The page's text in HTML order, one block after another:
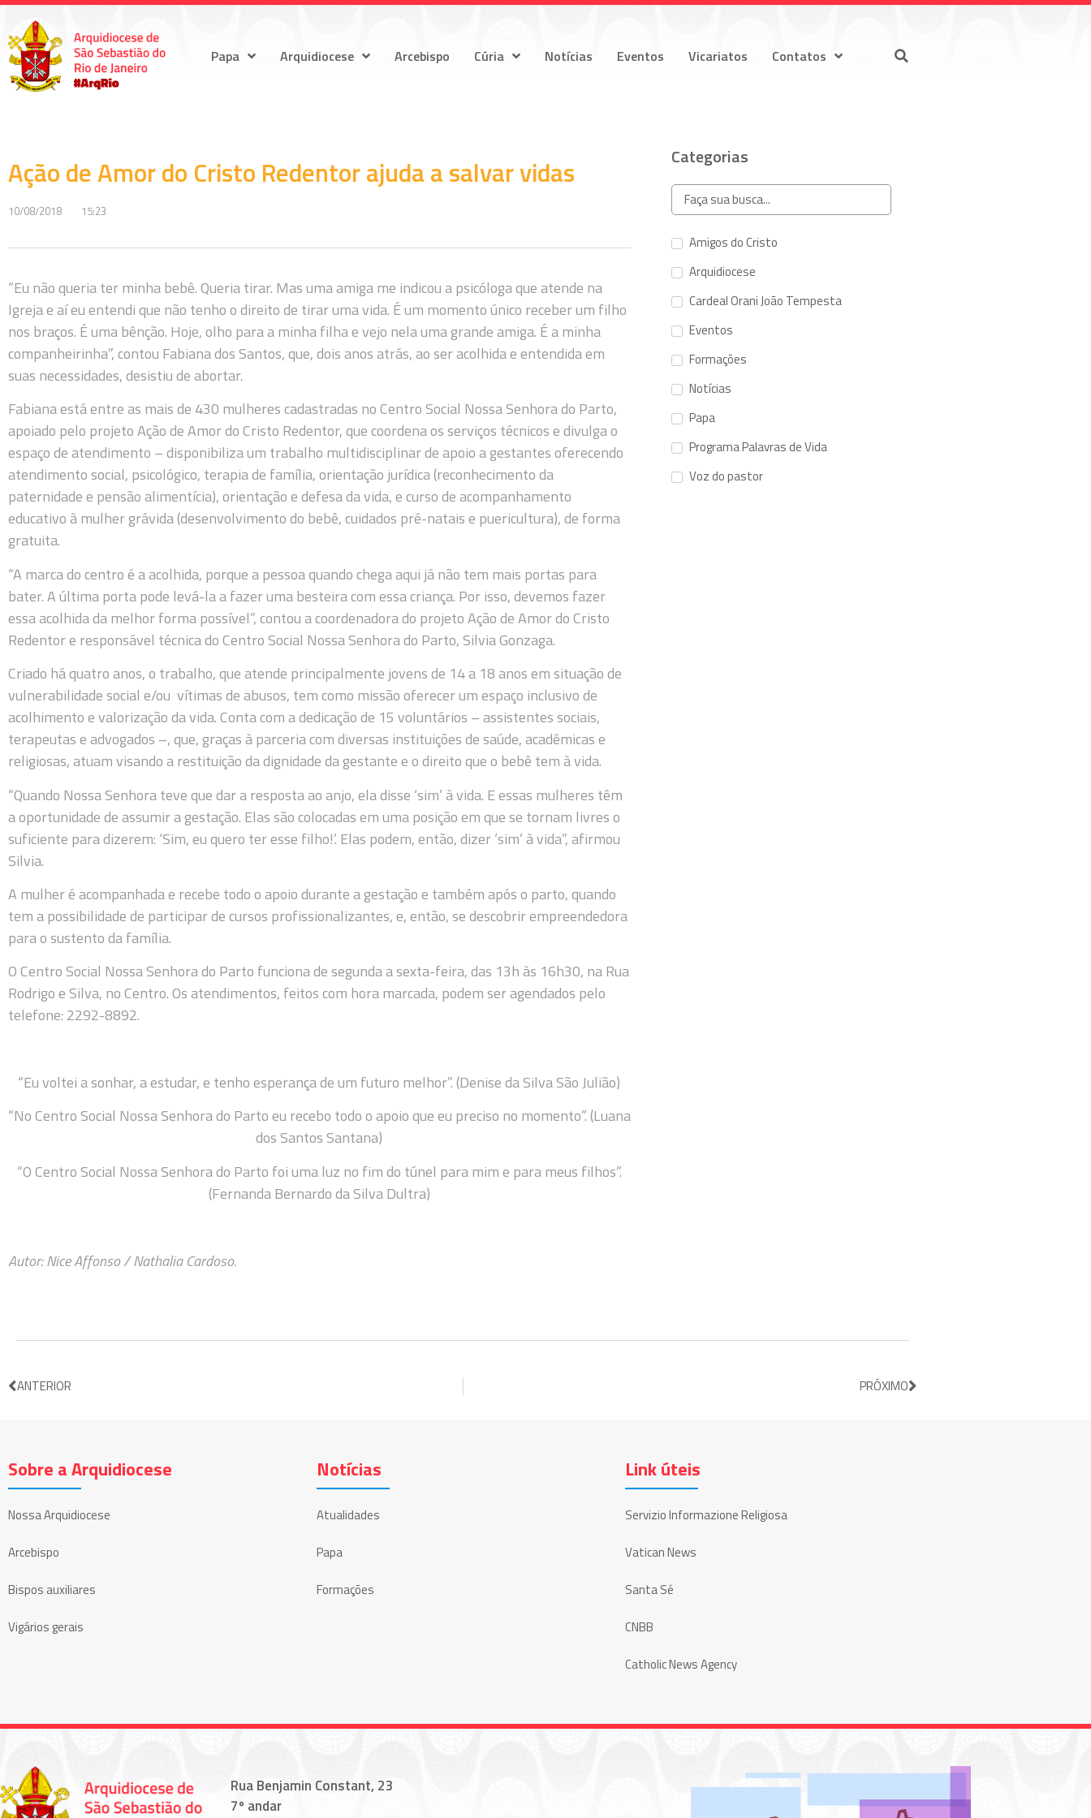
Papa Arquidiocese Arcebispo Cúria Notícias Eventos Vicariatos Contatos
Ação de Amor do Cristo Redentor ajuda a salvar vidas
10/08/2018 15:23
“Eu não queria ter minha bebê. Queria tirar. Mas uma amiga me indicou a psicóloga que atende na
Igreja e aí eu entendi que não tenho o direito de tirar uma vida. É um momento único receber um filho
nos braços. É uma bênção. Hoje, olho para a minha filha e vejo nela uma grande amiga. É a minha
companheirinha”, contou Fabiana dos Santos, que, dois anos atrás, ao ser acolhida e entendida em
suas necessidades, desistiu de abortar.
Fabiana está entre as mais de 430 mulheres cadastradas no Centro Social Nossa Senhora do Parto,
apoiado pelo projeto Ação de Amor do Cristo Redentor, que coordena os serviços técnicos e divulga o
espaço de atendimento – disponibiliza um trabalho multidisciplinar de apoio a gestantes oferecendo
atendimento social, psicológico, terapia de família, orientação jurídica (reconhecimento da
paternidade e pensão alimentícia), orientação e defesa da vida, e curso de acompanhamento
educativo à mulher grávida (desenvolvimento do bebê, cuidados pré-natais e puericultura), de forma
gratuita.
“A marca do centro é a acolhida, porque a pessoa quando chega aqui já não tem mais portas para
bater. A última porta pode levá-la a fazer uma besteira com essa criança. Por isso, devemos fazer
essa acolhida da melhor forma possível”, contou a coordenadora do projeto Ação de Amor do Cristo
Redentor e responsável técnica do Centro Social Nossa Senhora do Parto, Silvia Gonzaga.
Criado há quatro anos, o trabalho, que atende principalmente jovens de 14 a 18 anos em situação de
vulnerabilidade social e/ou vítimas de abusos, tem como missão oferecer um espaço inclusivo de
acolhimento e valorização da vida. Conta com a dedicação de 15 voluntários – assistentes sociais,
terapeutas e advogados –, que, graças à parceria com diversas instituições de saúde, acadêmicas e
religiosas, atuam visando a restituição da dignidade da gestante e o direito que o bebê tem à vida.
“Quando Nossa Senhora teve que dar a resposta ao anjo, ela disse ‘sim’ à vida. E essas mulheres têm
a oportunidade de assumir a gestação. Elas são colocadas em uma posição em que se tornam livres o
suficiente para dizerem: ‘Sim, eu quero ter esse filho!’. Elas podem, então, dizer ‘sim’ à vida”, afirmou
Silvia.
A mulher é acompanhada e recebe todo o apoio durante a gestação e também após o parto, quando
tem a possibilidade de participar de cursos profissionalizantes, e, então, se descobrir empreendedora
para o sustento da família.
O Centro Social Nossa Senhora do Parto funciona de segunda a sexta-feira, das 13h às 16h30, na Rua
Rodrigo e Silva, no Centro. Os atendimentos, feitos com hora marcada, podem ser agendados pelo
telefone: 2292-8892.
“Eu voltei a sonhar, a estudar, e tenho esperança de um futuro melhor”. (Denise da Silva São Julião)
“No Centro Social Nossa Senhora do Parto eu recebo todo o apoio que eu preciso no momento”. (Luana
dos Santos Santana)
“O Centro Social Nossa Senhora do Parto foi uma luz no fim do túnel para mim e para meus filhos”.
(Fernanda Bernardo da Silva Dultra)
Autor: Nice Affonso / Nathalia Cardoso.
Categorias
Amigos do Cristo
Arquidiocese
Cardeal Orani João Tempesta
Eventos
Formações
Notícias
Papa
Programa Palavras de Vida
Voz do pastor
ANTERIOR PRÓXIMO
Sobre a Arquidiocese
Nossa Arquidiocese
Arcebispo
Bispos auxiliares
Vigários gerais
Notícias
Atualidades
Papa
Formações
Link úteis
Servizio Informazione Religiosa
Vatican News
Santa Sé
CNBB
Catholic News Agency
Rua Benjamin Constant, 23
7º andar